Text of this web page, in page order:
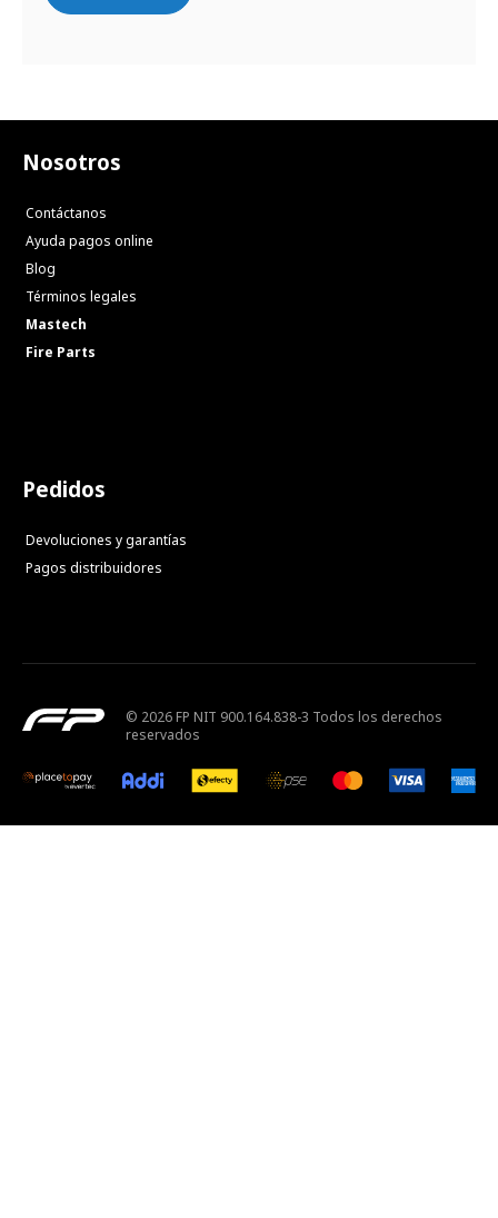
Nosotros
Contáctanos
Ayuda pagos online
Blog
Términos legales
Mastech
Fire Parts
Pedidos
Devoluciones y garantías
Pagos distribuidores
© 2026 FP NIT 900.164.838-3 Todos los derechos
reservados